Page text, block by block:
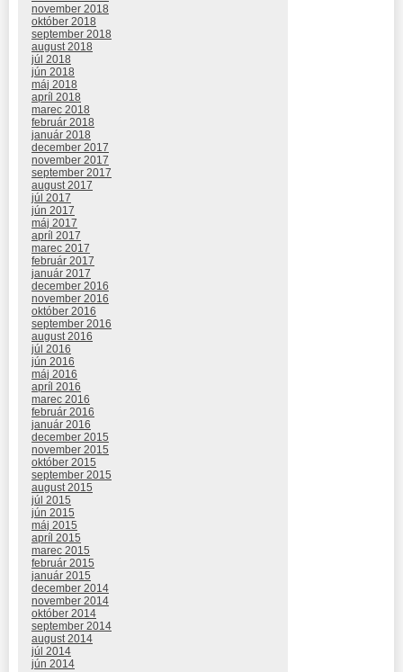
november 2018
október 2018
september 2018
august 2018
júl 2018
jún 2018
máj 2018
apríl 2018
marec 2018
február 2018
január 2018
december 2017
november 2017
september 2017
august 2017
júl 2017
jún 2017
máj 2017
apríl 2017
marec 2017
február 2017
január 2017
december 2016
november 2016
október 2016
september 2016
august 2016
júl 2016
jún 2016
máj 2016
apríl 2016
marec 2016
február 2016
január 2016
december 2015
november 2015
október 2015
september 2015
august 2015
júl 2015
jún 2015
máj 2015
apríl 2015
marec 2015
február 2015
január 2015
december 2014
november 2014
október 2014
september 2014
august 2014
júl 2014
jún 2014